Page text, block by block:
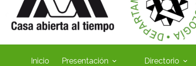
Inicio Presentación Directorio